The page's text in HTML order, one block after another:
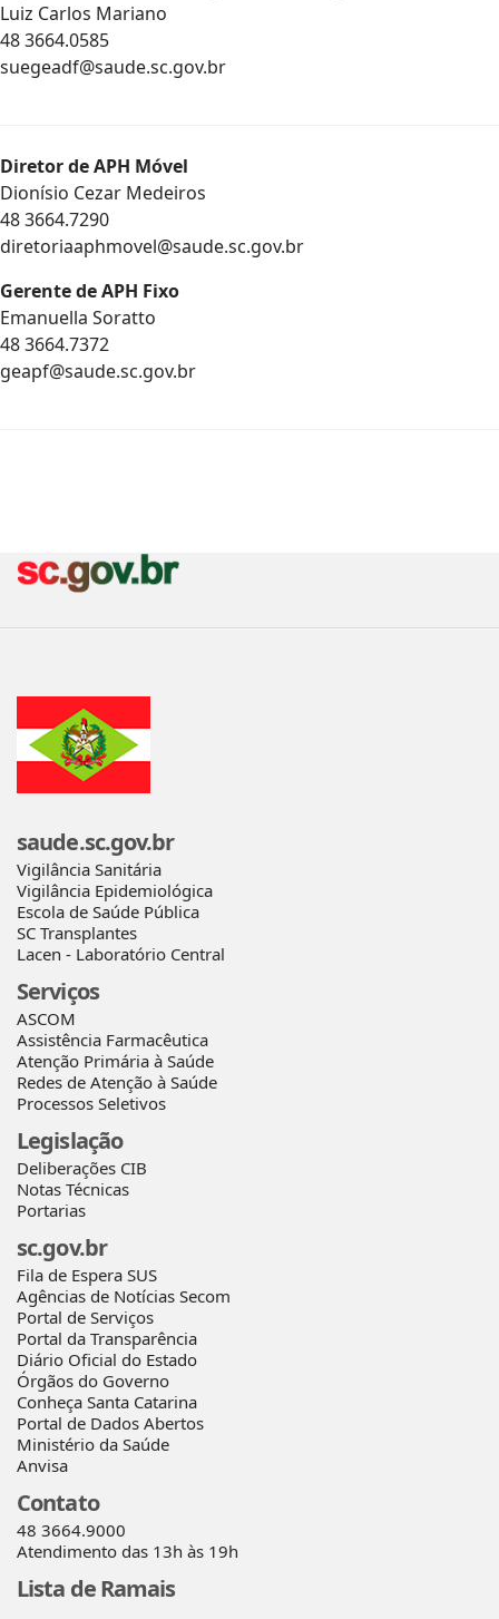
Luiz Carlos Mariano
48 3664.0585
suegeadf@saude.sc.gov.br
Diretor de APH Móvel
Dionísio Cezar Medeiros
48 3664.7290
diretoriaaphmovel@saude.sc.gov.br
Gerente de APH Fixo
Emanuella Soratto
48 3664.7372
geapf@saude.sc.gov.br
saude.sc.gov.br
Vigilância Sanitária
Vigilância Epidemiológica
Escola de Saúde Pública
SC Transplantes
Lacen - Laboratório Central
Serviços
ASCOM
Assistência Farmacêutica
Atenção Primária à Saúde
Redes de Atenção à Saúde
Processos Seletivos
Legislação
Deliberações CIB
Notas Técnicas
Portarias
sc.gov.br
Fila de Espera SUS
Agências de Notícias Secom
Portal de Serviços
Portal da Transparência
Diário Oficial do Estado
Órgãos do Governo
Conheça Santa Catarina
Portal de Dados Abertos
Ministério da Saúde
Anvisa
Contato
48 3664.9000
Atendimento das 13h às 19h
Lista de Ramais